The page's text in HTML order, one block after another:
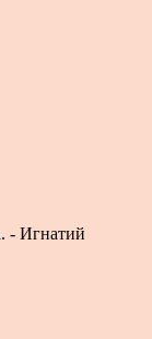
- Игнатий